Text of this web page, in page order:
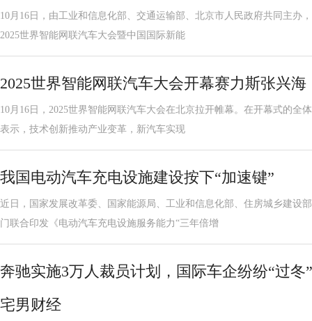
10月16日，由工业和信息化部、交通运输部、北京市人民政府共同主办
2025世界智能网联汽车大会暨中国国际新能
2025世界智能网联汽车大会开幕赛力斯张兴
10月16日，2025世界智能网联汽车大会在北京拉开帷幕。在开幕式的全
表示，技术创新推动产业变革，新汽车实现
我国电动汽车充电设施建设按下“加速键”
近日，国家发展改革委、国家能源局、工业和信息化部、住房城乡建设
门联合印发《电动汽车充电设施服务能力“三年倍增
奔驰实施3万人裁员计划，国际车企纷纷“过冬
宅男财经